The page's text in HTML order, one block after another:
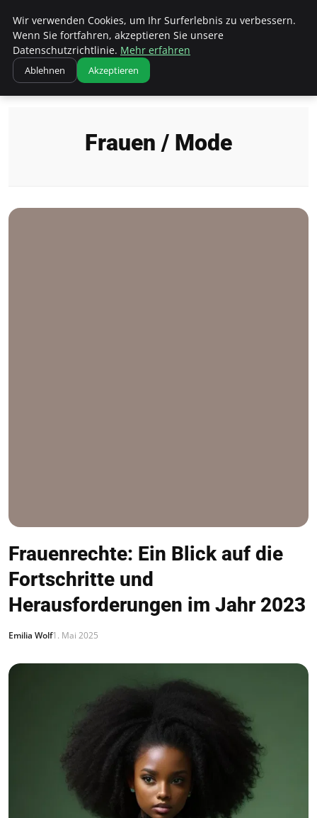
Bistro Grammophon
Startseite Frauen / Mode
Frauen / Mode
Frauenrechte: Ein Blick auf die
Fortschritte und
Herausforderungen im Jahr 2023
Emilia Wolf1. Mai 2025
Wir verwenden Cookies, um Ihr Surferlebnis zu verbessern.
Wenn Sie fortfahren, akzeptieren Sie unsere
Datenschutzrichtlinie. Mehr erfahren
Ablehnen Akzeptieren